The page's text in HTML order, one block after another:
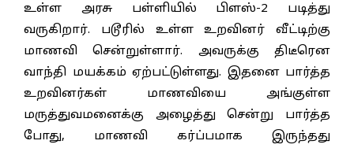
உள்ள அரசு பள்ளியில் பிளஸ்-2 படித்து
வருகிறார். படூரில் உள்ள உறவினர் வீட்டிற்கு
மாணவி சென்றுள்ளார். அவருக்கு திடீரென
வாந்தி மயக்கம் ஏற்பட்டுள்ளது. இதனை பார்த்த
உறவினர்கள் மாணவியை அங்குள்ள
மருத்துவமனைக்கு அழைத்து சென்று பார்த்த
போது, மாணவி கர்ப்பமாக இருந்தது